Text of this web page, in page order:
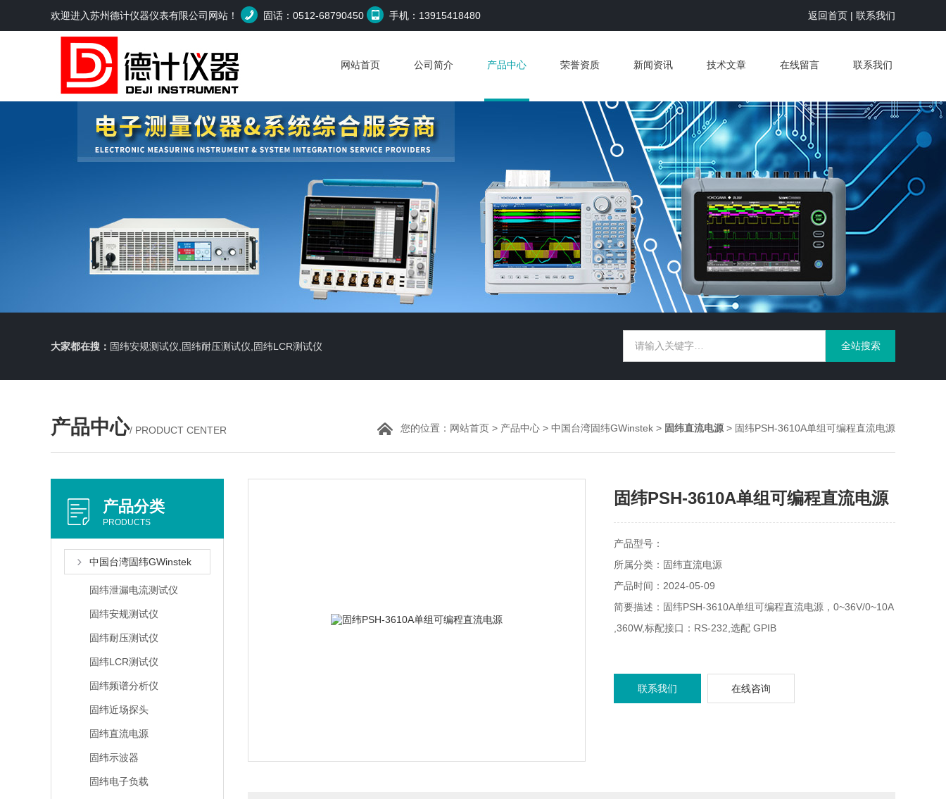
欢迎进入苏州德计仪器仪表有限公司网站！ 固话：0512-68790450 手机：13915418480 返回首页 | 联系我们
网站首页 公司简介 产品中心 荣誉资质 新闻资讯 技术文章 在线留言 联系我们
大家都在搜： 固纬安规测试仪,固纬耐压测试仪,固纬LCR测试仪
产品中心/ PRODUCT CENTER 您的位置： 网站首页 > 产品中心 > 中国台湾固纬GWinstek > 固纬直流电源 > 固纬PSH-3610A单组可编程直流电源
产品分类
PRODUCTS
中国台湾固纬GWinstek
固纬泄漏电流测试仪
固纬安规测试仪
固纬耐压测试仪
固纬LCR测试仪
固纬频谱分析仪
固纬近场探头
固纬直流电源
固纬示波器
固纬电子负载
固纬PSH-3610A单组可编程直流电源
产品型号：
所属分类：固纬直流电源
产品时间：2024-05-09
简要描述：固纬PSH-3610A单组可编程直流电源，0~36V/0~10A
,360W,标配接口：RS-232,选配 GPIB
联系我们 在线咨询